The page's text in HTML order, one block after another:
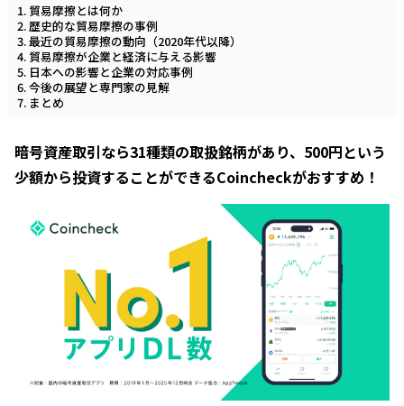
貿易摩擦とは何か
歴史的な貿易摩擦の事例
最近の貿易摩擦の動向（2020年代以降）
貿易摩擦が企業と経済に与える影響
日本への影響と企業の対応事例
今後の展望と専門家の見解
まとめ
暗号資産取引なら31種類の取扱銘柄があり、500円という
少額から投資することができるCoincheckがおすすめ！